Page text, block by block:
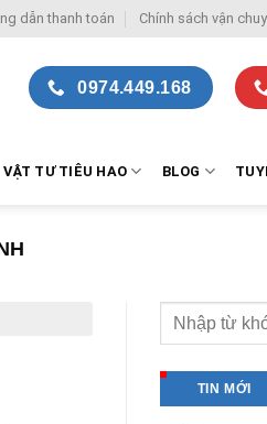
dẫn thanh toán Chính sách vận
0974.449.168
VẬT TƯ TIÊU HAO BLOG
TIN MỚI